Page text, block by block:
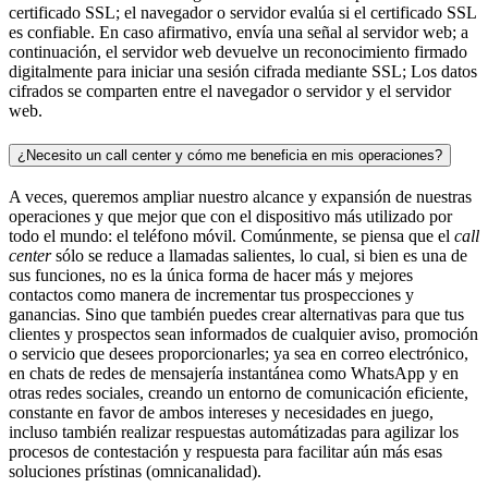
certificado SSL; el navegador o servidor evalúa si el certificado SSL
es confiable. En caso afirmativo, envía una señal al servidor web; a
continuación, el servidor web devuelve un reconocimiento firmado
digitalmente para iniciar una sesión cifrada mediante SSL; Los datos
cifrados se comparten entre el navegador o servidor y el servidor
web.
¿Necesito un call center y cómo me beneficia en mis operaciones?
A veces, queremos ampliar nuestro alcance y expansión de nuestras
operaciones y que mejor que con el dispositivo más utilizado por
todo el mundo: el teléfono móvil. Comúnmente, se piensa que el call
centersólo se reduce a llamadas salientes, lo cual, si bien es una de
sus funciones, no es la única forma de hacer más y mejores
contactos como manera de incrementar tus prospecciones y
ganancias. Sino que también puedes crear alternativas para que tus
clientes y prospectos sean informados de cualquier aviso, promoción
o servicio que desees proporcionarles; ya sea en correo electrónico,
en chats de redes de mensajería instantánea como WhatsApp y en
otras redes sociales, creando un entorno de comunicación eficiente,
constante en favor de ambos intereses y necesidades en juego,
incluso también realizar respuestas automátizadas para agilizar los
procesos de contestación y respuesta para facilitar aún más esas
soluciones prístinas (omnicanalidad).